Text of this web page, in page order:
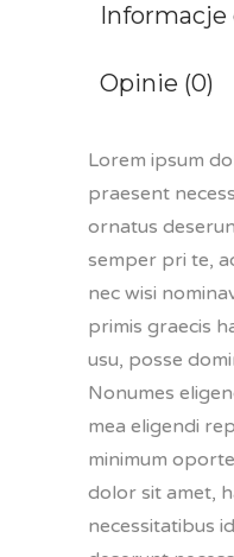
Opinie (0)
Lorem ipsum
praesent
ornatus
semper pri te,
nec wisi
primis graecis
usu, posse
Nonumes
mea eligendi
minimum
dolor sit amet,
necessitatibus